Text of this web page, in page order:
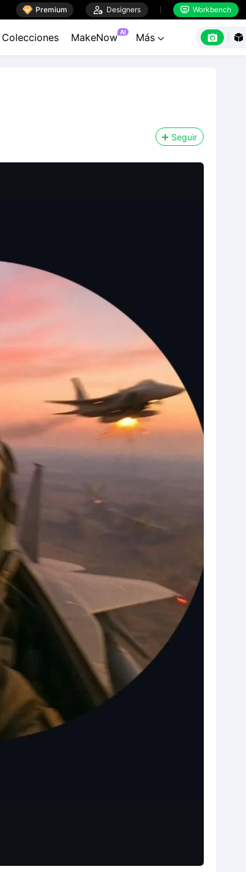
 Premium  Designers  Workbench
Colecciones MakeNow AI Más   
Seguir